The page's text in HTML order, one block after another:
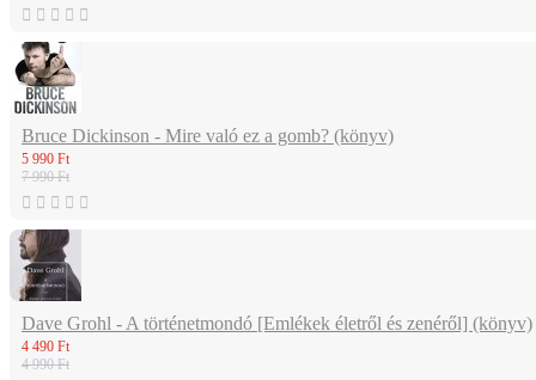
Bruce Dickinson - Mire való ez a gomb? (könyv)
5 990 Ft
7 990 Ft
Dave Grohl - A történetmondó [Emlékek életről és zenéről] (könyv)
4 490 Ft
4 990 Ft